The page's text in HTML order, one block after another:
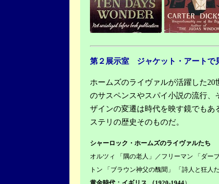
第２展示室 ジャケット・アートで
ホームズのライヴァルが活躍した
のサスペンスやスパイ小説の流行
ザインの変遷は時代を映す鏡でも
ステリの歴史そのものだ。
シャーロック・ホームズのライヴァルたち
オルツィ 「隅の老人」／フリーマン 「ダー
トン 「ブラウン神父の醜聞」 「詩人と狂人